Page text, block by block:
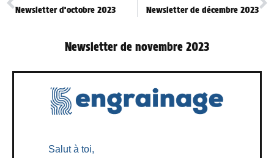
Newsletter d’octobre 2023 Newsletter de décembre 2023
Newsletter de novembre 2023